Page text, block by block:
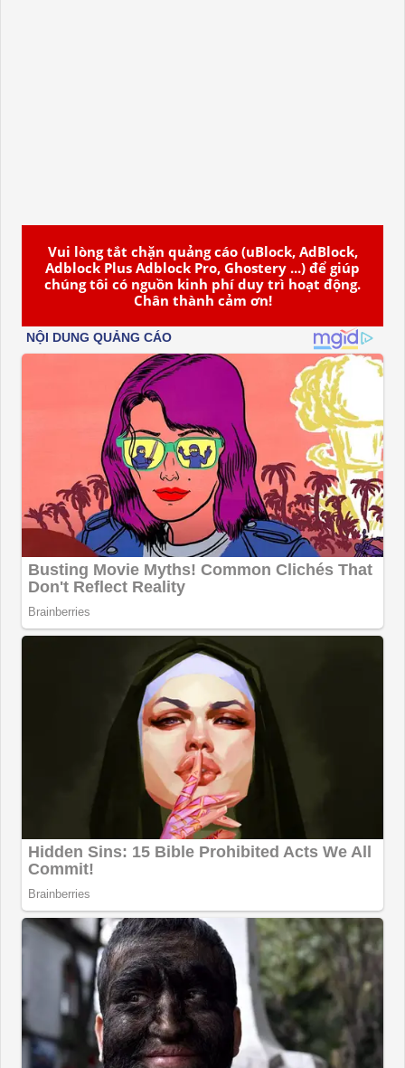
Vui lòng tắt chặn quảng cáo (uBlock, AdBlock,
Adblock Plus Adblock Pro, Ghostery ...) để giúp
chúng tôi có nguồn kinh phí duy trì hoạt động.
Chân thành cảm ơn!